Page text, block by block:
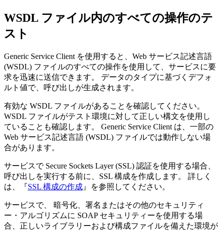
WSDL ファイル内のすべての操作のテ
スト
Generic Service Client を使用すると、Web サービス記述言語
(WSDL) ファイルのすべての操作を使用して、サービスに要
求を迅速に送信できます。 データのタイプに基づくデフォ
ルト値で、呼び出しが生成されます。
有効な WSDL ファイルがあることを確認してください。
WSDL ファイルがテスト環境に対して正しい構文を使用し
ていることも確認します。 Generic Service Client は、一部の
Web サービス記述言語 (WSDL) ファイルでは動作しない場
合があります。
サービスで Secure Sockets Layer (SSL) 認証を使用する場合、
呼び出しを実行する前に、SSL 構成を作成します。 詳しく
は、『SSL 構成の作成 』を参照してください。
サービスで、 暗号化、署名またはその他のセキュリティ
ー・アルゴリズムに SOAP セキュリティーを使用する場
合、正しいライブラリーおよび構成ファイルを備えた環境が